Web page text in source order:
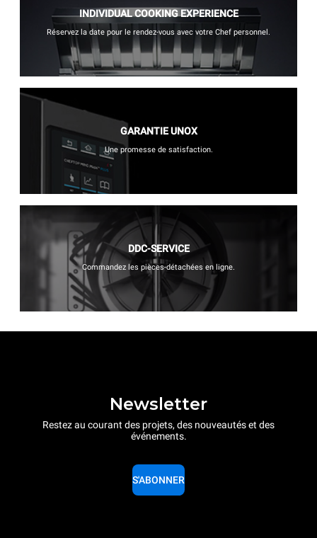
INDIVIDUAL COOKING EXPERIENCE
Réservez la date pour le rendez-vous avec votre Chef personnel.
GARANTIE UNOX
Une promesse de satisfaction.
DDC-SERVICE
Commandez les pièces-détachées en ligne.
Newsletter
Restez au courant des projets, des nouveautés et des
événements.
S'ABONNER